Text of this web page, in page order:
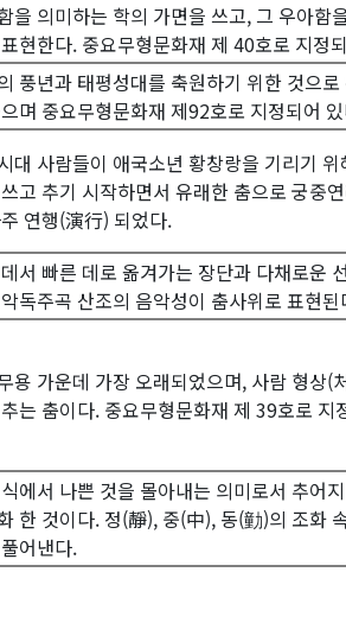
을 의미하는 학의 가면을 쓰고, 그 우아함
현한다. 중요무형문화재 제 40호로 지정
풍년과 태평성대를 축원하기 위한 것으
며 중요무형문화재 제92호로 지정되어
대 사람들이 애국소년 황창랑을 기리기
고 추기 시작하면서 유래한 춤으로 궁중
연행(演行) 되었다.
서 빠른 데로 옮겨가는 장단과 다채로운
독주곡 산조의 음악성이 춤사위로 표현된
용 가운데 가장 오래되었으며, 사람 형상(
는 춤이다. 중요무형문화재 제 39호로 지
에서 나쁜 것을 몰아내는 의미로서 추어
한 것이다. 정(靜), 중(中), 동(勭)의 조화
어낸다.